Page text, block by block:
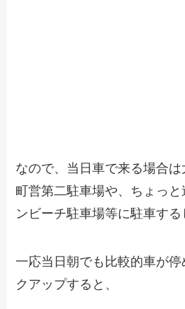
なので、当日車で来る場合
町営第二駐車場や、ちょっ
ンビーチ駐車場等に駐車する
一応当日朝でも比較的車が
クアップすると、